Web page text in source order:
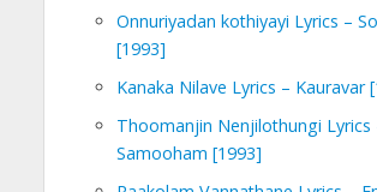
Onnuriyadan kothiyayi Lyrics –
[1993]
Kanaka Nilave Lyrics – Kauravar
Thoomanjin Nenjilothungi Lyrics
Samooham [1993]